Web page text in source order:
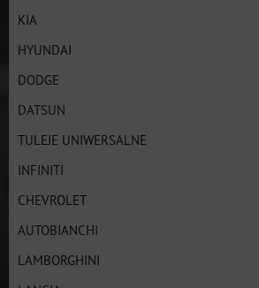
KIA
HYUNDAI
DODGE
DATSUN
TULEJE UNIWERSALNE
INFINITI
CHEVROLET
AUTOBIANCHI
LAMBORGHINI